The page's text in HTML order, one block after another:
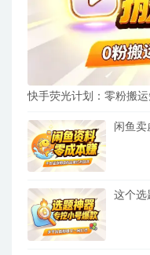
快手荧光计划：零粉搬
闲鱼卖
这个选